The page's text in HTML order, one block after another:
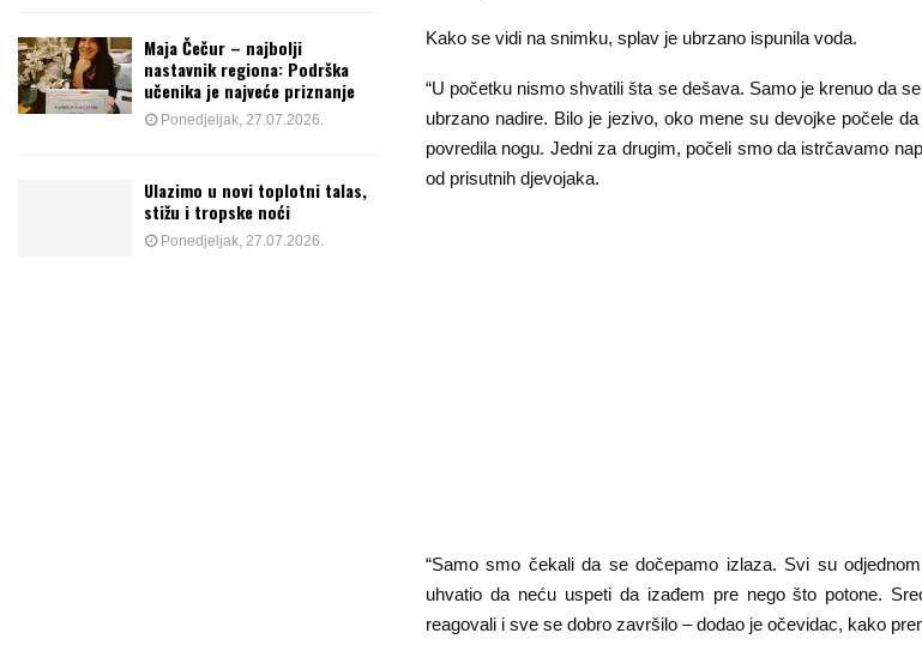
Kako se vidi na snimku, splav je ubrzano ispunila voda.
“U početku nismo shvatili šta se dešava. Samo je krenuo da
ubrzano nadire. Bilo je jezivo, oko mene su devojke počele
povredila nogu. Jedni za drugim, počeli smo da istrčavamo
od prisutnih djevojaka.
“Samo smo čekali da se dočepamo izlaza. Svi su
uhvatio da neću uspeti da izađem pre nego što potone.
reagovali i sve se dobro završilo – dodao je očevidac, kako
Maja Čečur – najbolji
nastavnik regiona: Podrška
učenika je najveće priznanje
Ponedjeljak, 27.07.2026.
Ulazimo u novi toplotni talas,
stižu i tropske noći
Ponedjeljak, 27.07.2026.